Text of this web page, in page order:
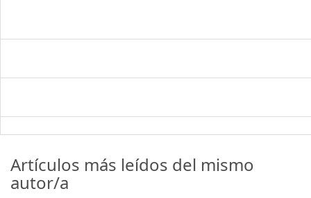
Artículos más leídos del mismo
autor/a